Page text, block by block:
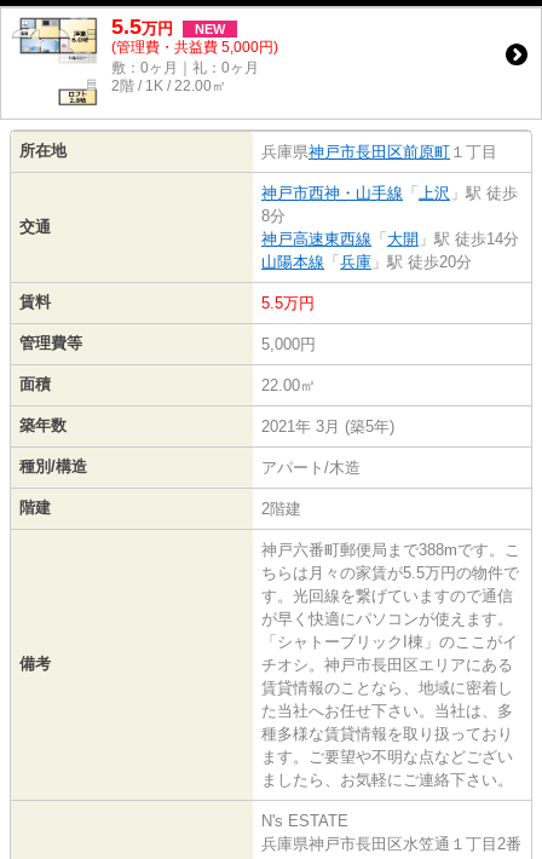
5.5万円 NEW
(管理費・共益費 5,000円)
敷：0ヶ月｜礼：0ヶ月
2階 / 1K / 22.00㎡
所在地 兵庫県神戸市長田区前原町 １丁目
交通
神戸市西神・山手線 「 上沢 」駅 徒歩
8分
神戸高速東西線 「 大開 」駅 徒歩14分
山陽本線 「 兵庫 」駅 徒歩20分
賃料 5.5万円
管理費等 5,000円
面積 22.00㎡
築年数 2021年 3月 (築5年)
種別/構造 アパート/木造
階建 2階建
備考
神戸六番町郵便局まで388mです。こ
ちらは月々の家賃が5.5万円の物件で
す。光回線を繋げていますので通信
が早く快適にパソコンが使えます。
「シャトーブリックI棟」のここがイ
チオシ。神戸市長田区エリアにある
賃貸情報のことなら、地域に密着し
た当社へお任せ下さい。当社は、多
種多様な賃貸情報を取り扱っており
ます。ご要望や不明な点などござい
ましたら、お気軽にご連絡下さい。
N's ESTATE
兵庫県神戸市長田区水笠通１丁目2番